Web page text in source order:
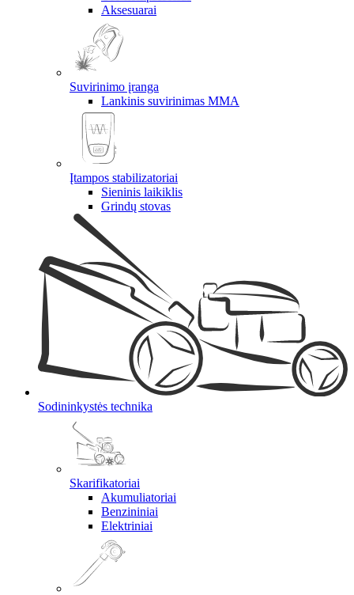
Aksesuarai
Suvirinimo įranga
Lankinis suvirinimas MMA
Įtampos stabilizatoriai
Sieninis laikiklis
Grindų stovas
Sodininkystės technika
Skarifikatoriai
Akumuliatoriai
Benzininiai
Elektriniai